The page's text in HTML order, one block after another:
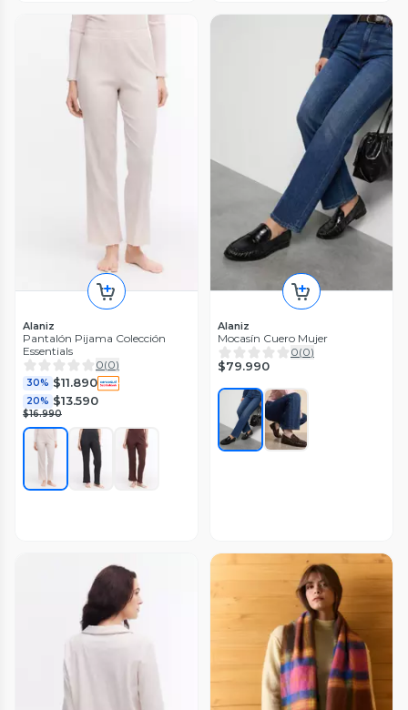
Alaniz
Pantalón Pijama Colección
Essentials
0(0)
30% $11.890
20% $13.590
$16.990
Alaniz
Mocasín Cuero Mujer
0(0)
$79.990